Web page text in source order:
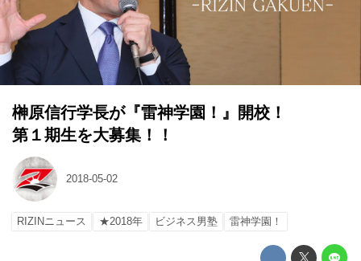
榊原信行学長が『雷神学園！』開校！
第１期生を大募集！！
2018-05-02
RIZINニュース ★2018年 ビジネス男塾 雷神学園！